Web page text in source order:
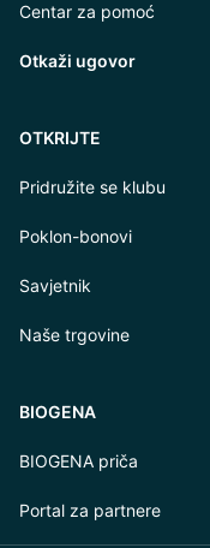
Centar za pomoć
Otkaži ugovor
OTKRIJTE
Pridružite se klubu
Poklon-bonovi
Savjetnik
Naše trgovine
BIOGENA
BIOGENA priča
Portal za partnere